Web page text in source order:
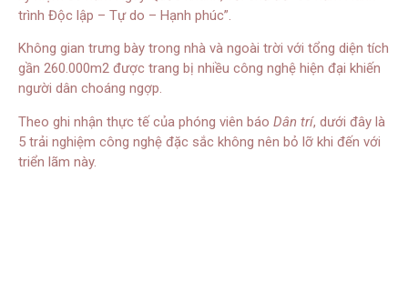
trình Độc lập – Tự do – Hạnh phúc”.
Không gian trưng bày trong nhà và ngoài trời với tổng diện tích
gần 260.000m2 được trang bị nhiều công nghệ hiện đại khiến
người dân choáng ngợp.
Theo ghi nhận thực tế của phóng viên báo Dân trí, dưới đây là
5 trải nghiệm công nghệ đặc sắc không nên bỏ lỡ khi đến với
triển lãm này.